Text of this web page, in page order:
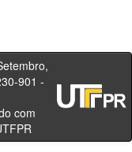
901 -
com